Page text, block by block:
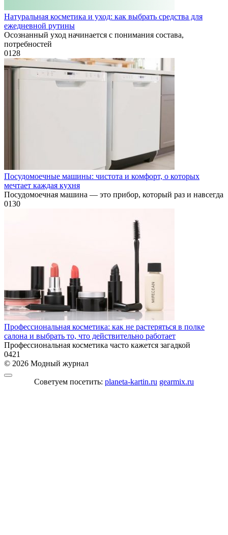
Натуральная косметика и уход: как выбрать средства для
ежедневной рутины
Осознанный уход начинается с понимания состава,
потребностей
0128
Посудомоечные машины: чистота и комфорт, о которых
мечтает каждая кухня
Посудомоечная машина — это прибор, который раз и навсегда
0130
Профессиональная косметика: как не растеряться в полке
салона и выбрать то, что действительно работает
Профессиональная косметика часто кажется загадкой
0421
© 2026 Модный журнал
Советуем посетить: planeta-kartin.ru gearmix.ru